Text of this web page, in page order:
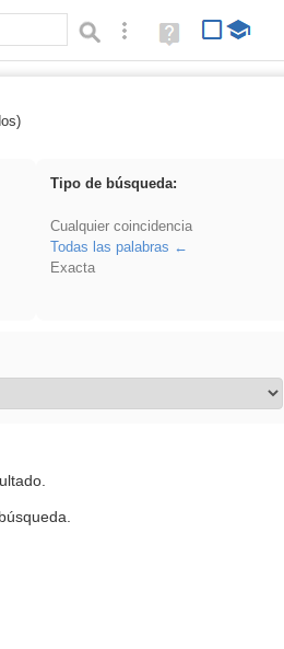
Búsqueda avanzada
Ayuda
(en
Tipo de búsqueda:
Cualquier coincidencia
Todas las palabras
Exacta